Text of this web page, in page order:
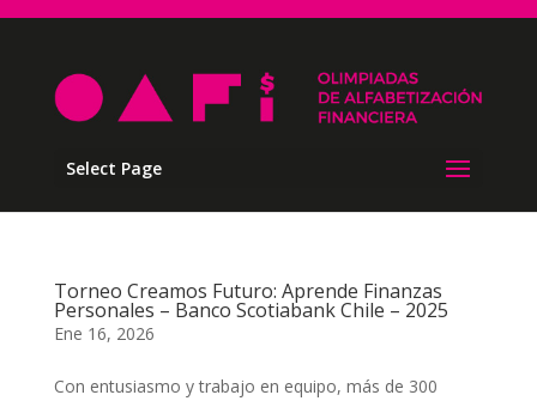
Select Page
Torneo Creamos Futuro: Aprende Finanzas
Personales – Banco Scotiabank Chile – 2025
Ene 16, 2026
Con entusiasmo y trabajo en equipo, más de 300